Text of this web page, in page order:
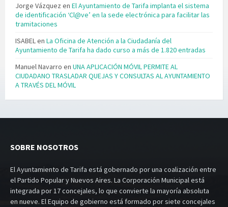
Jorge Vázquez en El Ayuntamiento de Tarifa implanta el sistema
de identificación ‘Cl@ve’ en la sede electrónica para facilitar las
tramitaciones
ISABELen La Oficina de Atención a la Ciudadanía del
Ayuntamiento de Tarifa ha dado curso a más de 1.820 entradas
Manuel Navarro en UNA APLICACIÓN MÓVIL PERMITE AL
CIUDADANO TRASLADAR QUEJAS Y CONSULTAS AL AYUNTAMIENTO
A TRAVÉS DEL MÓVIL
SOBRE NOSOTROS
El Ayuntamiento de Tarifa está gobernado por una coalización entre
el Partido Popular y Nuevos Aires. La Corporación Municipal está
integrada por 17 concejales, lo que convierte la mayoría absoluta
en nueve. El Equipo de gobierno está formado por siete concejales